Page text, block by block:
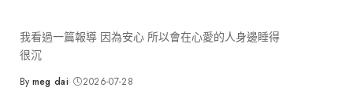
我看過一篇報導 因為安心 所以會在心愛的人身邊睡得
很沉
Posted
By meg dai 2026-07-28